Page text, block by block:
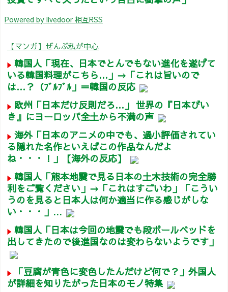
Powered by livedoor 相互RSS
【マンガ】ぜんぶ私が中心
韓国人「現在、日本でとんでもない進化を遂げて
いる韓国料理がこちら…」→「これは旨いので
は…？（ﾌﾞﾙﾌﾞﾙ」＝韓国の反応
欧州「日本だけ反則だろ…」 世界の『日本びい
き』にヨーロッパ全土から不満の声
海外「日本のアニメの中でも、過小評価されてい
る隠れた名作といえばこの作品なんだよ
ね・・・！」【海外の反応】
韓国人「熊本地震で見る日本の土木技術の完全勝
利をご覧ください」→「これはすごいわ」「こうい
うのを見ると日本人は何か適当に作る感じがしな
い・・・」...
韓国人「日本は今回の地震でも段ボールベッドを
出してきたので後進国なのは変わらないようです」
「豆腐が青色に変色したんだけど何で？」外国人
が詳細を知りたがった日本のモノ特集